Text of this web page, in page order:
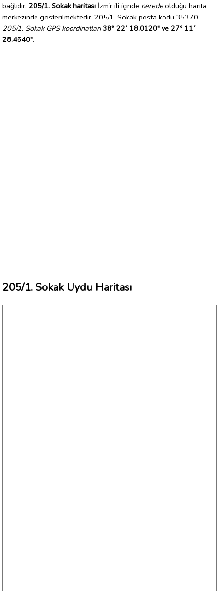
bağlıdır. 205/1. Sokak haritası İzmir ili içinde nerede olduğu harita
merkezinde gösterilmektedir. 205/1. Sokak posta kodu 35370.
205/1. Sokak GPS koordinatları 38° 22´ 18.0120" ve 27° 11´
28.4640".
205/1. Sokak Uydu Haritası